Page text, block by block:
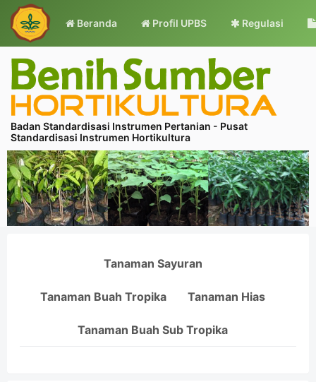
Beranda Profil UPBS Regulasi
Badan Standardisasi Instrumen Pertanian - Pusat
Standardisasi Instrumen Hortikultura
Tanaman Sayuran
Tanaman Buah Tropika Tanaman Hias
Tanaman Buah Sub Tropika